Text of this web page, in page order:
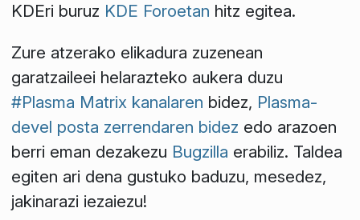
KDEri buruz KDE Foroetan hitz egitea.
Zure atzerako elikadura zuzenean
garatzaileei helarazteko aukera duzu
#Plasma Matrix kanalaren bidez, Plasma-
devel posta zerrendaren bidez edo arazoen
berri eman dezakezu Bugzilla erabiliz. Taldea
egiten ari dena gustuko baduzu, mesedez,
jakinarazi iezaiezu!